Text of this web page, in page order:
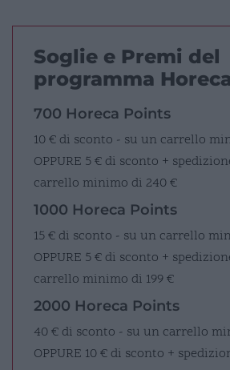
Soglie e Premi del
programma
700 Horeca Points
10 € di sconto - su un carrello
OPPURE 5 € di sconto +
carrello minimo di 240 €
1000 Horeca Points
15 € di sconto - su un carrello
OPPURE 5 € di sconto +
carrello minimo di 199 €
2000 Horeca Points
40 € di sconto - su un carrello
OPPURE 10 € di sconto +